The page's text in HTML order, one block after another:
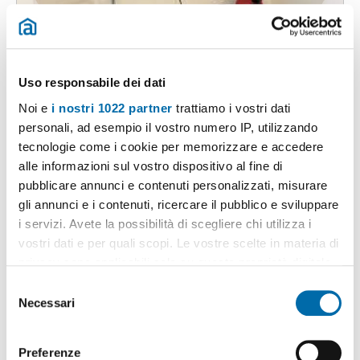
Uso responsabile dei dati
Noi e i nostri 1022 partner trattiamo i vostri dati
personali, ad esempio il vostro numero IP, utilizzando
tecnologie come i cookie per memorizzare e accedere
alle informazioni sul vostro dispositivo al fine di
pubblicare annunci e contenuti personalizzati, misurare
gli annunci e i contenuti, ricercare il pubblico e sviluppare
i servizi. Avete la possibilità di scegliere chi utilizza i
vostri dati e per quali scopi. Le vostre scelte in materia di
modificare o revocare il proprio consenso in qualsiasi
momento dalla Dichiarazione sui cookie o facendo clic
Necessari
Preferenze
1.300€
30m2 2 Loc 1 Bagno
Via Emilio Morosini, Trastevere, Aventino, Testaccio, Roma
Contatta
Máx. 10km